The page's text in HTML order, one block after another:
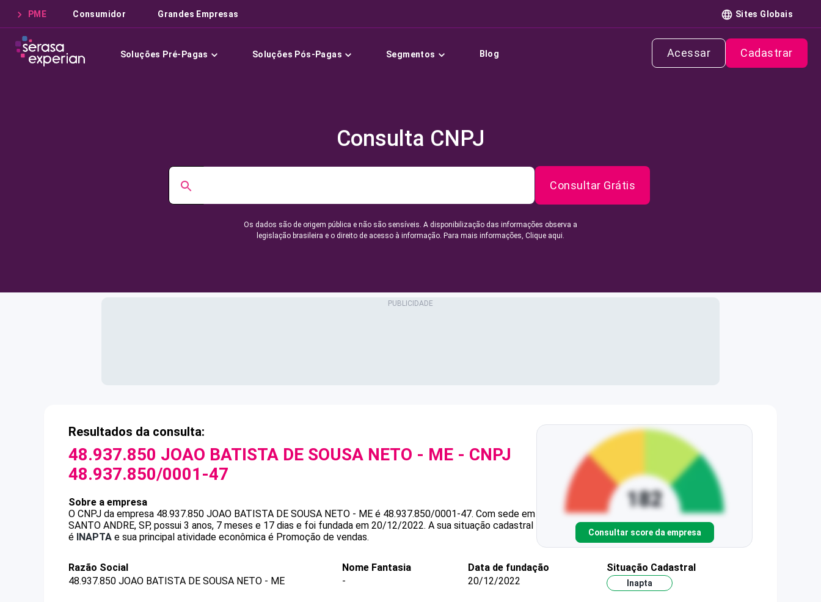
PME Consumidor Grandes Empresas Sites Globais
Soluções Pré-Pagas Soluções Pós-Pagas Segmentos Blog Acessar Cadastrar
Consulta CNPJ
Consultar Grátis
Os dados são de origem pública e não são sensíveis. A disponibilização das informações observa a
legislação brasileira e o direito de acesso à informação. Para mais informações, Clique aqui.
Resultados da consulta:
48.937.850 JOAO BATISTA DE SOUSA NETO - ME - CNPJ
48.937.850/0001-47
Sobre a empresa
O CNPJ da empresa 48.937.850 JOAO BATISTA DE SOUSA NETO - ME é 48.937.850/0001-47. Com sede em
SANTO ANDRE, SP, possui 3 anos, 7 meses e 17 dias e foi fundada em 20/12/2022. A sua situação cadastral
é INAPTA e sua principal atividade econômica é Promoção de vendas. Consultar score da empresa
Razão Social
48.937.850 JOAO BATISTA DE SOUSA NETO - ME
Nome Fantasia
-
Data de fundação
20/12/2022
Situação Cadastral
Inapta